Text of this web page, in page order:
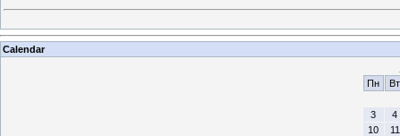
Calendar
Пн
Вт
3
4
10
11